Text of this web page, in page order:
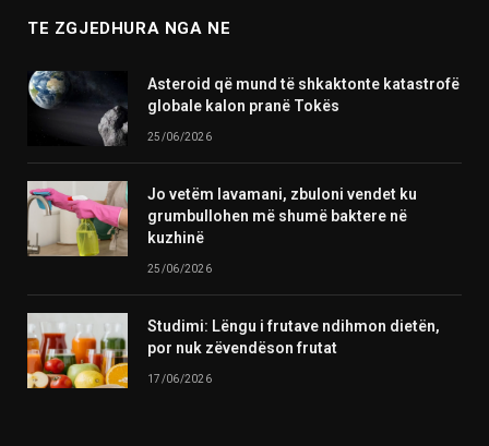
TE ZGJEDHURA NGA NE
Asteroid që mund të shkaktonte katastrofë
globale kalon pranë Tokës
25/06/2026
Jo vetëm lavamani, zbuloni vendet ku
grumbullohen më shumë baktere në
kuzhinë
25/06/2026
Studimi: Lëngu i frutave ndihmon dietën,
por nuk zëvendëson frutat
17/06/2026